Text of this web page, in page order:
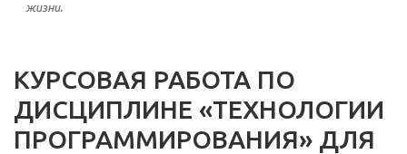
жизни.
КУРСОВАЯ РАБОТА ПО
ДИСЦИПЛИНЕ «ТЕХНОЛОГИИ
ПРОГРАММИРОВАНИЯ» ДЛЯ